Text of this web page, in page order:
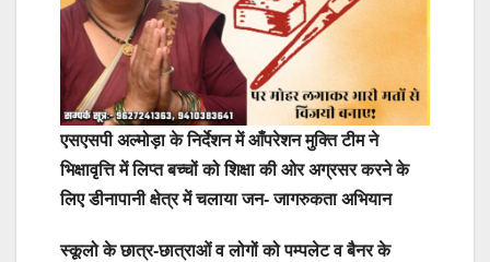
एसएसपी अल्मोड़ा के निर्देशन में आँपरेशन मुक्ति टीम ने
भिक्षावृत्ति में लिप्त बच्चों को शिक्षा की ओर अग्रसर करने के
लिए डीनापानी क्षेत्र में चलाया जन- जागरुकता अभियान
स्कूलो के छात्र-छात्राओं व लोगों को पम्पलेट व बैनर के